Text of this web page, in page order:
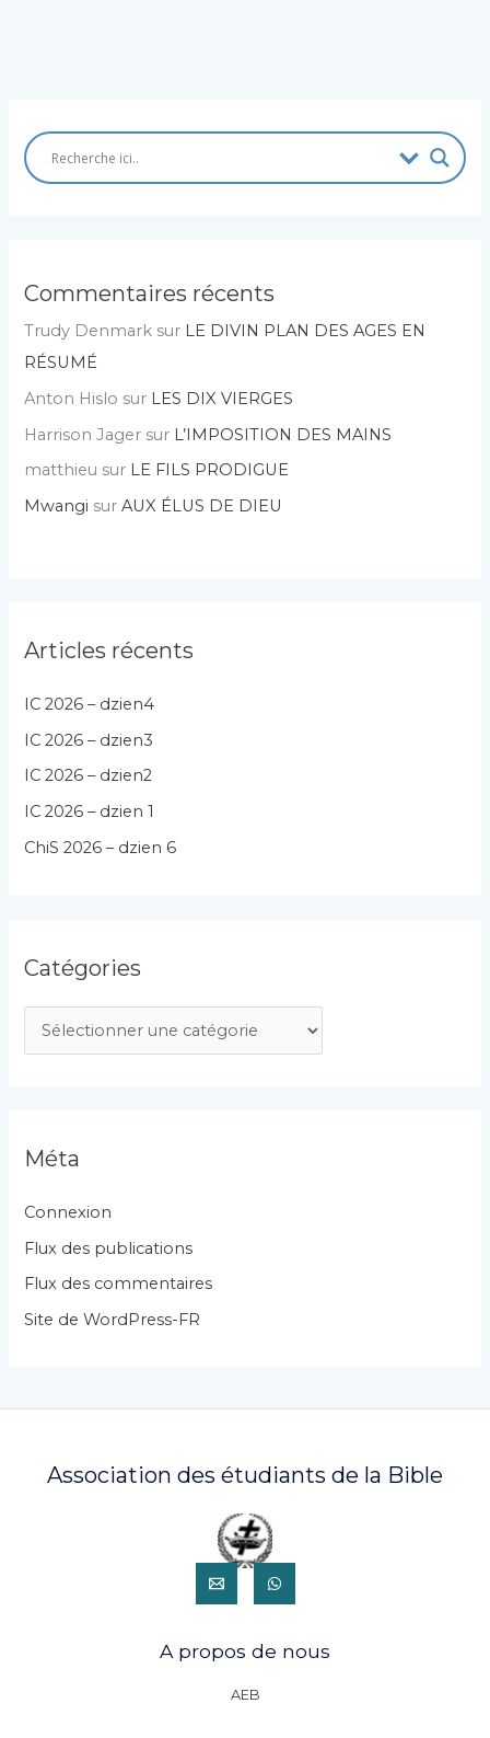
Commentaires récents
Trudy Denmark sur LE DIVIN PLAN DES AGES EN
RÉSUMÉ
Anton Hislo sur LES DIX VIERGES
Harrison Jager sur L’IMPOSITION DES MAINS
matthieu sur LE FILS PRODIGUE
Mwangi surAUX ÉLUS DE DIEU
Articles récents
IC 2026 – dzien4
IC 2026 – dzien3
IC 2026 – dzien2
IC 2026 – dzien 1
ChiS 2026 – dzien 6
Catégories
a
g
r
i
e
Méta
Connexion
Flux des publications
Flux des commentaires
Site de WordPress-FR
Association des étudiants de la Bible
A propos de nous
AEB